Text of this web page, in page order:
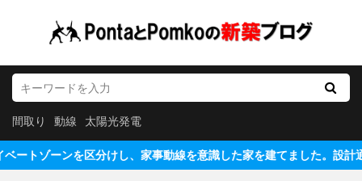
間取り 動線 太陽光発電
ーンを区分けし、家事動線を意識した家を建てました。設計通り